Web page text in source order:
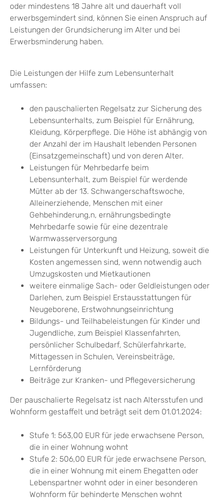
oder mindestens 18 Jahre alt und dauerhaft voll
erwerbsgemindert sind, können Sie einen Anspruch auf
Leistungen der Grundsicherung im Alter und bei
Erwerbsminderung haben.
Die Leistungen der Hilfe zum Lebensunterhalt
umfassen:
den pauschalierten Regelsatz zur Sicherung des
Lebensunterhalts, zum Beispiel für Ernährung,
Kleidung, Körperpflege. Die Höhe ist abhängig von
der Anzahl der im Haushalt lebenden Personen
(Einsatzgemeinschaft) und von deren Alter.
Leistungen für Mehrbedarfe beim
Lebensunterhalt, zum Beispiel für werdende
Mütter ab der 13. Schwangerschaftswoche,
Alleinerziehende, Menschen mit einer
Gehbehinderung,n, ernährungsbedingte
Mehrbedarfe sowie für eine dezentrale
Warmwasserversorgung
Leistungen für Unterkunft und Heizung, soweit die
Kosten angemessen sind, wenn notwendig auch
Umzugskosten und Mietkautionen
weitere einmalige Sach- oder Geldleistungen oder
Darlehen, zum Beispiel Erstausstattungen für
Neugeborene, Erstwohnungseinrichtung
Bildungs- und Teilhabeleistungen für Kinder und
Jugendliche, zum Beispiel Klassenfahrten,
persönlicher Schulbedarf, Schülerfahrkarte,
Mittagessen in Schulen, Vereinsbeiträge,
Lernförderung
Beiträge zur Kranken- und Pflegeversicherung
Der pauschalierte Regelsatz ist nach Altersstufen und
Wohnform gestaffelt und beträgt seit dem 01.01.2024:
Stufe 1: 563,00 EUR für jede erwachsene Person,
die in einer Wohnung wohnt
Stufe 2: 506,00 EUR für jede erwachsene Person,
die in einer Wohnung mit einem Ehegatten oder
Lebenspartner wohnt oder in einer besonderen
Wohnform für behinderte Menschen wohnt